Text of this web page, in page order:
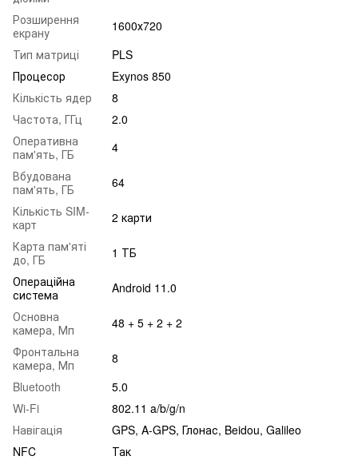
Розширення
екрану
1600х720
Тип матриці
PLS
Процесор
Exynos 850
Кількість ядер
8
Частота, ГГц
2.0
Оперативна
пам'ять, ГБ
4
Вбудована
пам'ять, ГБ
64
Кількість SIM-
карт
2 карти
Карта пам'яті
до, ГБ
1 ТБ
Операційна
система
Android 11.0
Основна
камера, Мп
48 + 5 + 2 + 2
Фронтальна
камера, Мп
8
Bluetooth
5.0
Wi-Fi
802.11 a/b/g/n
Навігація
GPS, A-GPS, Глонас, Beidou, Galileo
NFC
Так